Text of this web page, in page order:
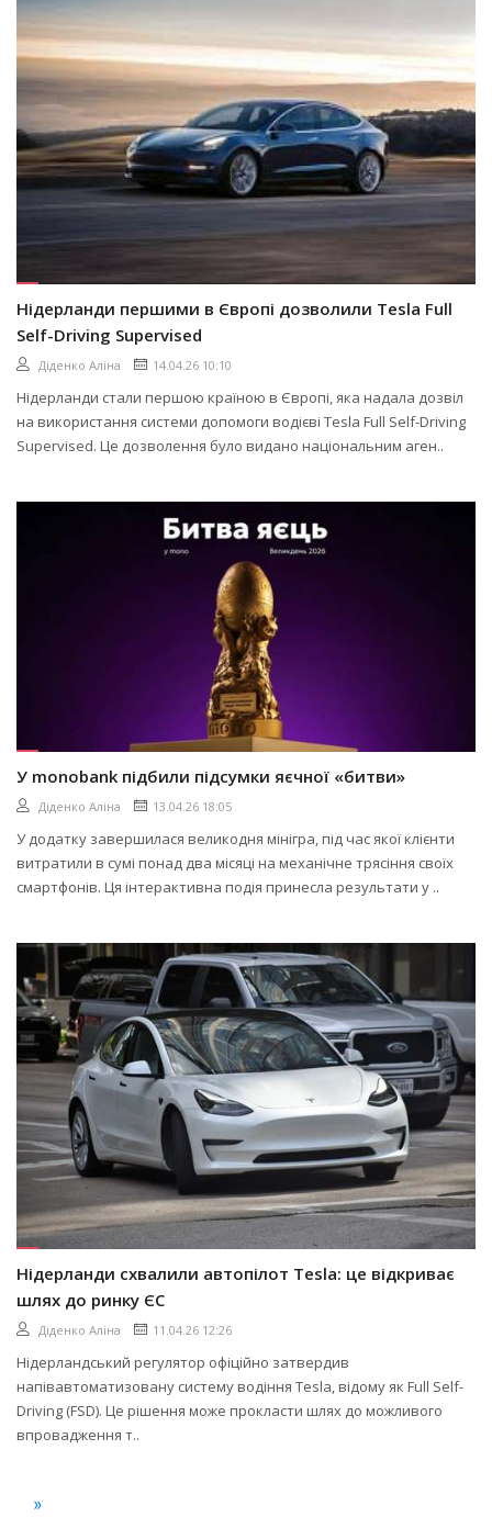
Нідерланди першими в Європі дозволили Tesla Full
Self-Driving Supervised
Діденко Аліна 14.04.26 10:10
Нідерланди стали першою країною в Європі, яка надала дозвіл
на використання системи допомоги водієві Tesla Full Self-Driving
Supervised. Це дозволення було видано національним аген..
У monobank підбили підсумки яєчної «битви»
Діденко Аліна 13.04.26 18:05
У додатку завершилася великодня мінігра, під час якої клієнти
витратили в сумі понад два місяці на механічне трясіння своїх
смартфонів. Ця інтерактивна подія принесла результати у ..
Нідерланди схвалили автопілот Tesla: це відкриває
шлях до ринку ЄС
Діденко Аліна 11.04.26 12:26
Нідерландський регулятор офіційно затвердив
напівавтоматизовану систему водіння Tesla, відому як Full Self-
Driving (FSD). Це рішення може прокласти шлях до можливого
впровадження т..
»